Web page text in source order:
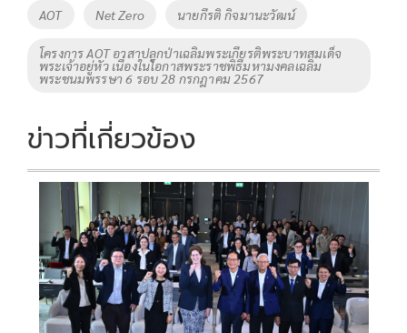
o
k
Li
n
k
Tags
AOT Net Zero นายกีรติ กิจมานะวัฒน์
โครงการ AOT อาสาปลูกป่าเฉลิมพระเกียรติพระบาทสมเด็จ
พระเจ้าอยู่หัว เนื่องในโอกาสพระราชพิธีมหามงคลเฉลิม
พระชนมพรรษา 6 รอบ 28 กรกฎาคม 2567
ข่าวที่เกี่ยวข้อง